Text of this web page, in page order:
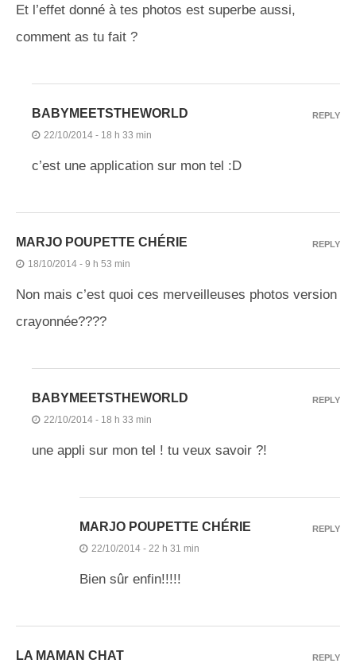
Et l’effet donné à tes photos est superbe aussi,
comment as tu fait ?
BABYMEETSTHEWORLD
22/10/2014 - 18 h 33 min
c’est une application sur mon tel :D
REPLY
MARJO POUPETTE CHÉRIE
18/10/2014 - 9 h 53 min
Non mais c’est quoi ces merveilleuses photos version
crayonnée????
REPLY
BABYMEETSTHEWORLD
22/10/2014 - 18 h 33 min
une appli sur mon tel ! tu veux savoir ?!
REPLY
MARJO POUPETTE CHÉRIE
22/10/2014 - 22 h 31 min
Bien sûr enfin!!!!!
REPLY
LA MAMAN CHAT REPLY